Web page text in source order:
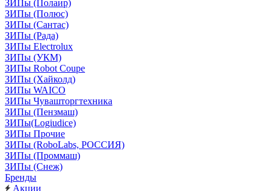
ЗИПы (Полаир)
ЗИПы (Полюс)
ЗИПы (Сантас)
ЗИПы (Рада)
ЗИПы Electrolux
ЗИПы (УКМ)
ЗИПы Robot Coupe
ЗИПы (Хайколд)
ЗИПы WAICO
ЗИПы Чувашторгтехника
ЗИПы (Пензмаш)
ЗИПы(Logiudice)
ЗИПы Прочие
ЗИПы (RoboLabs, РОССИЯ)
ЗИПы (Проммаш)
ЗИПы (Снеж)
Бренды
Акции